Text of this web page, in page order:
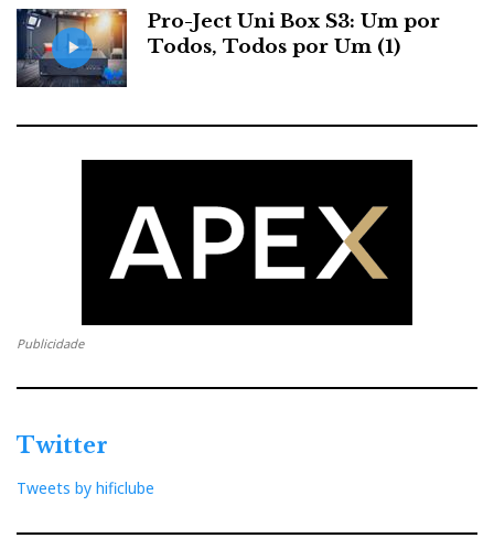
streamer, DAC, pré-amplificador, amplificador de
auscultadores e amplificador de potência em Classe
A.
Esoteric N-=5XE
ON-05XEé compatível com ligação ótica, integra
DAC discretoG2, processamento digital em64-
Pro-Ject Uni Box S3: Um por
Todos, Todos por Um (1)
Publicidade
Twitter
Tweets by hificlube